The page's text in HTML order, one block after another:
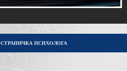
СТРАНИЧКА ПСИХОЛОГА